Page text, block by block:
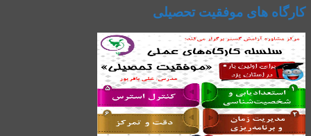
کارگاه های موفقیت تحصیلی